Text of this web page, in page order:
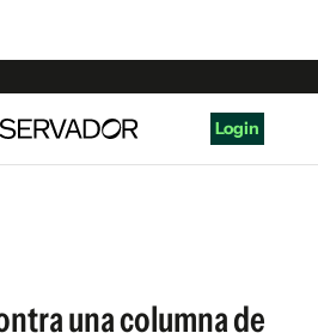
Login
una columna de